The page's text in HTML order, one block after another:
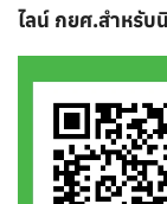
ไลน์ กยศ.สำหรับ